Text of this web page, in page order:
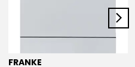
FRANKE